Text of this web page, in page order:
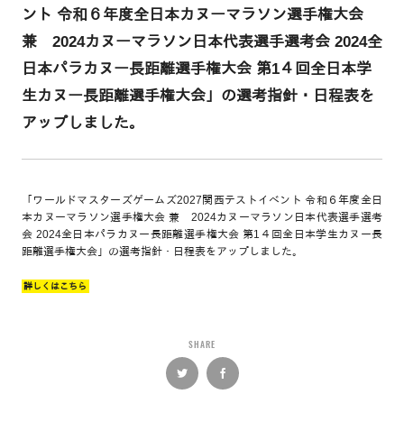
ント 令和６年度全日本カヌーマラソン選手権大会
兼 2024カヌーマラソン日本代表選手選考会 2024全
日本パラカヌー長距離選手権大会 第1４回全日本学
生カヌー長距離選手権大会」の選考指針・日程表を
アップしました。
「ワールドマスターズゲームズ2027関西テストイベント 令和６年度全日
本カヌーマラソン選手権大会 兼 2024カヌーマラソン日本代表選手選考
会 2024全日本パラカヌー長距離選手権大会 第1４回全日本学生カヌー長
距離選手権大会」の選考指針・日程表をアップしました。
詳しくはこちら
SHARE